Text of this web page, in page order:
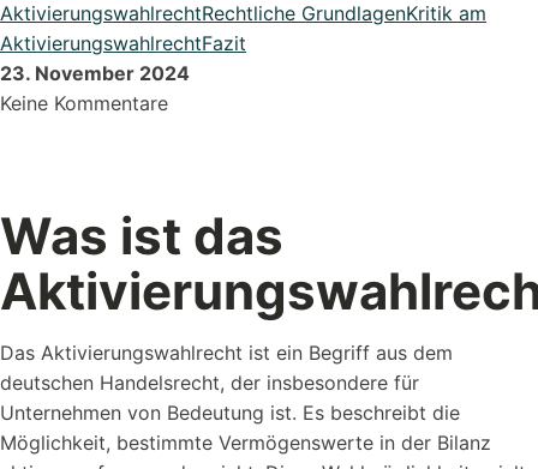
Organisiere deine Aufträge in Überischtlichen Projekten
Lexikon
Bei uns im Lexikon findest du zu allen Fachbegriffen die
passende ...
Roadmap & Ideen
Ideen...
AktivierungswahlrechtRechtliche GrundlagenKritik am
AktivierungswahlrechtFazit
23. November 2024
Keine Kommentare
Was ist das
Das Aktivierungswahlrecht ist ein Begriff aus dem
deutschen Handelsrecht, der insbesondere für
Unternehmen von Bedeutung ist. Es beschreibt die
Möglichkeit, bestimmte Vermögenswerte in der Bilanz